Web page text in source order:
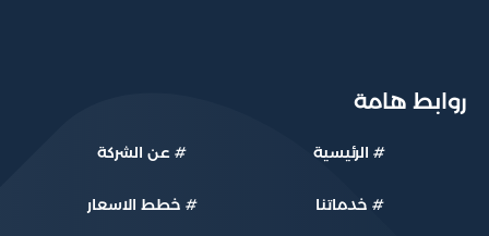
روابط هامة
# الرئيسية # عن الشركة
# خدماتنا # خطط الاسعار